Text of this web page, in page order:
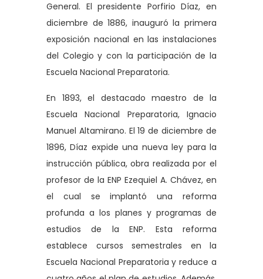
General. El presidente Porfirio Díaz, en
diciembre de 1886, inauguró la primera
exposición nacional en las instalaciones
del Colegio y con la participación de la
Escuela Nacional Preparatoria.
En 1893, el destacado maestro de la
Escuela Nacional Preparatoria, Ignacio
Manuel Altamirano. El 19 de diciembre de
1896, Díaz expide una nueva ley para la
instrucción pública, obra realizada por el
profesor de la ENP Ezequiel A. Chávez, en
el cual se implantó una reforma
profunda a los planes y programas de
estudios de la ENP. Esta reforma
establece cursos semestrales en la
Escuela Nacional Preparatoria y reduce a